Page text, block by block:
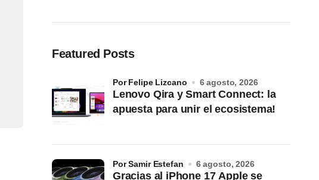
Featured Posts
Lenovo Qira y Smart Connect: la
apuesta para unir el ecosistema!
por Felipe Lizcano 6 agosto, 2026
Gracias al iPhone 17 Apple se
por Samir Estefan 6 agosto, 2026